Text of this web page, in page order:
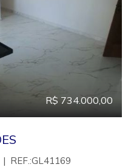
R$ 734.000,00
REF.:GL41169